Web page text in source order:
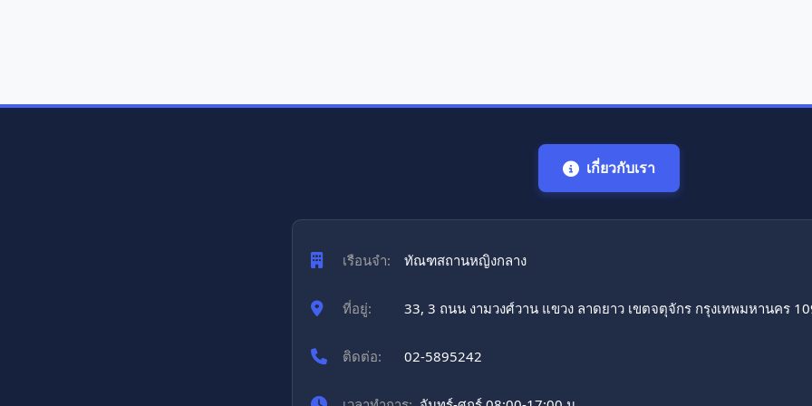
เกี่ยวกับเรา
เรือนจำ: ทัณฑสถานหญิงกลาง
ที่อยู่: 33, 3 ถนน งามวงศ์วาน แขวง ลาดยาว เขตจตุจักร กรุงเทพมหานคร
ติดต่อ: 02-5895242